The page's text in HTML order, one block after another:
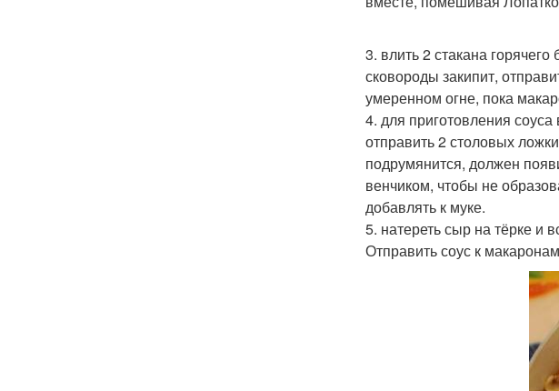
3. влить 2 стакана
сковороды закипит,
умеренном огне, пока
4. для приготовления
отправить 2 столовых
подрумянится, должен
венчиком, чтобы не
добавлять к муке.
5. натереть сыр на тёрке и
Отправить соус к